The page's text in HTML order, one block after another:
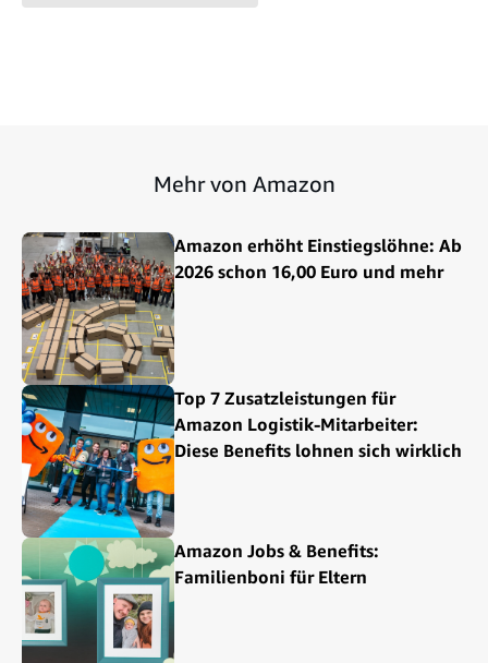
Mehr von Amazon
Amazon erhöht Einstiegslöhne: Ab
2026 schon 16,00 Euro und mehr
Top 7 Zusatzleistungen für
Amazon Logistik-Mitarbeiter:
Diese Benefits lohnen sich wirklich
Amazon Jobs & Benefits:
Familienboni für Eltern